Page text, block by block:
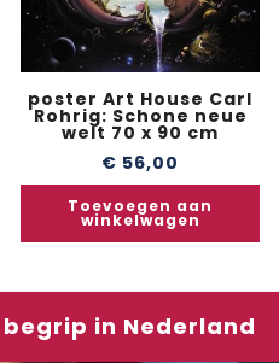
poster Art House Carl
Rohrig: Schone neue
welt 70 x 90 cm
€ 56,00
Toevoegen aan
winkelwagen
in Nederland